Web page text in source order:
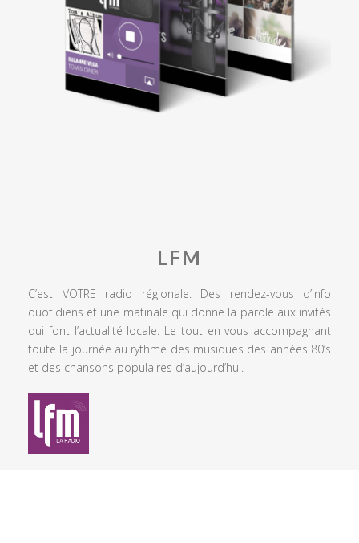
LFM
C’est VOTRE radio régionale. Des rendez-vous d’info
quotidiens et une matinale qui donne la parole aux invités
qui font l’actualité locale. Le tout en vous accompagnant
toute la journée au rythme des musiques des années 80’s
et des chansons populaires d’aujourd’hui.